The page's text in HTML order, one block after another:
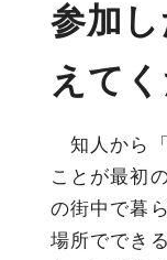
参加
えてく
知人から
ことが最初
の街中で暮
場所ででき